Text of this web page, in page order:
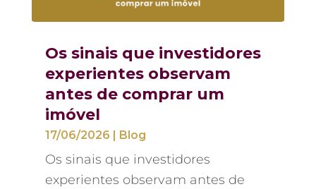
Os sinais que investidores
experientes observam
antes de comprar um
imóvel
17/06/2026 Blog
Os sinais que investidores
experientes observam antes de